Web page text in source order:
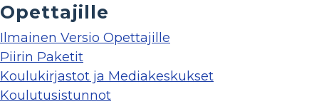
Opettajille
Ilmainen Versio Opettajille
Piirin Paketit
Koulukirjastot ja Mediakeskukset
Koulutusistunnot